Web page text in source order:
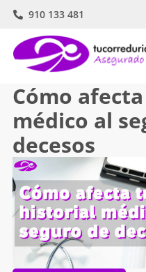
910 133 481
Cómo
médico al
decesos